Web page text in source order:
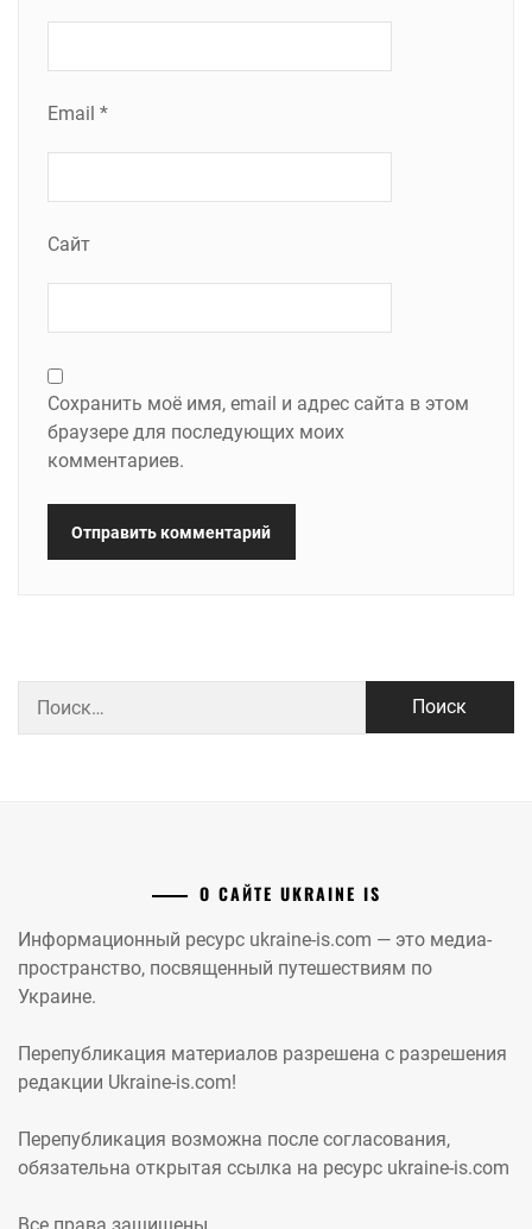
Email *
Сайт
Сохранить моё имя, email и адрес сайта в этом
браузере для последующих моих
комментариев.
О САЙТЕ UKRAINE IS
Информационный ресурс ukraine-is.com — это медиа-
пространство, посвященный путешествиям по
Украине.
Перепубликация материалов разрешена с разрешения
редакции Ukraine-is.com!
Перепубликация возможна после согласования,
обязательна открытая ссылка на ресурс ukraine-is.com